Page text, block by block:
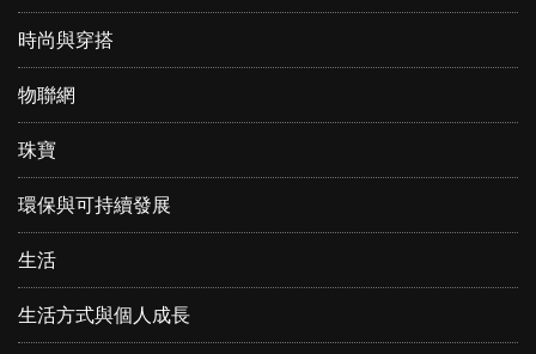
時尚與穿搭
物聯網
珠寶
環保與可持續發展
生活
生活方式與個人成長